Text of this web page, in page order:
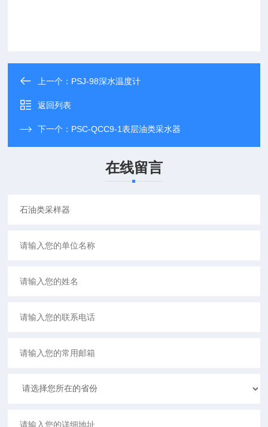
上一个： PSJ-98深水温度计
返回列表
下一个： PSC-QCC9-1表层油类采水器
在线留言